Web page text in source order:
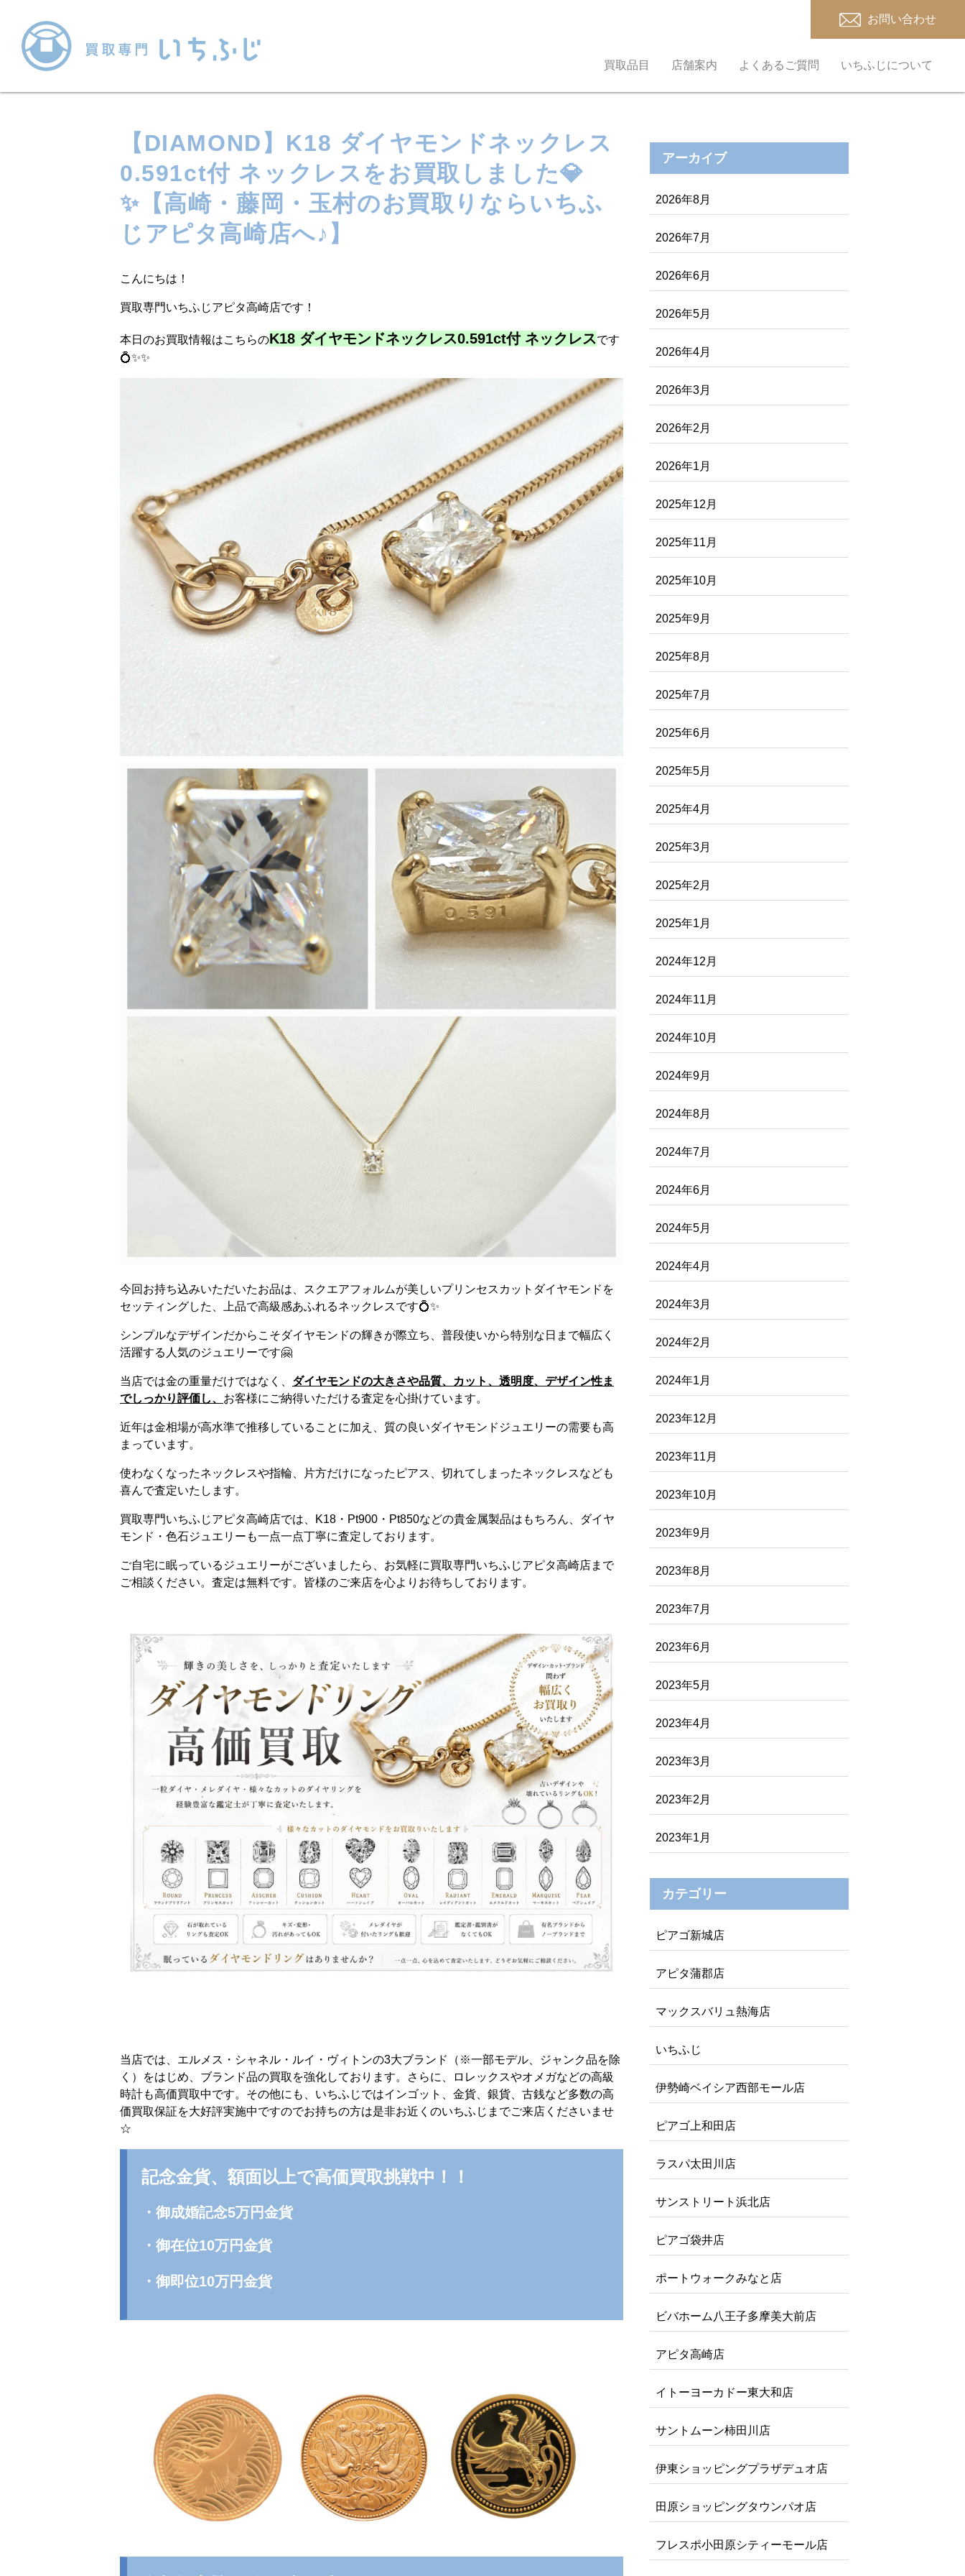
お問い合わせ
買取品目 店舗案内 よくあるご質問 いちふじについて
【DIAMOND】K18 ダイヤモンドネックレス
0.591ct付 ネックレスをお買取しました💎
✨【高崎・藤岡・玉村のお買取りならいちふ
じアピタ高崎店へ♪】
こんにちは！
買取専門いちふじアピタ高崎店です！
本日のお買取情報はこちらのK18 ダイヤモンドネックレス0.591ct付 ネックレスです
💍✨✨
今回お持ち込みいただいたお品は、スクエアフォルムが美しいプリンセスカットダイヤモンドを
セッティングした、上品で高級感あふれるネックレスです💍✨
シンプルなデザインだからこそダイヤモンドの輝きが際立ち、普段使いから特別な日まで幅広く
活躍する人気のジュエリーです🤗
当店では金の重量だけではなく、 ダイヤモンドの大きさや品質、カット、透明度、デザイン性ま
でしっかり評価し、 お客様にご納得いただける査定を心掛けています。
近年は金相場が高水準で推移していることに加え、質の良いダイヤモンドジュエリーの需要も高
まっています。
使わなくなったネックレスや指輪、片方だけになったピアス、切れてしまったネックレスなども
喜んで査定いたします。
買取専門いちふじアピタ高崎店では、K18・Pt900・Pt850などの貴金属製品はもちろん、ダイヤ
モンド・色石ジュエリーも一点一点丁寧に査定しております。
ご自宅に眠っているジュエリーがございましたら、お気軽に買取専門いちふじアピタ高崎店まで
ご相談ください。査定は無料です。皆様のご来店を心よりお待ちしております。
当店では、エルメス・シャネル・ルイ・ヴィトンの3大ブランド（※一部モデル、ジャンク品を除
く）をはじめ、ブランド品の買取を強化しております。さらに、ロレックスやオメガなどの高級
時計も高価買取中です。その他にも、いちふじではインゴット、金貨、銀貨、古銭など多数の高
価買取保証を大好評実施中ですのでお持ちの方は是非お近くのいちふじまでご来店くださいませ
☆
記念金貨、額面以上で高価買取挑戦中！！
・御成婚記念5万円金貨
・御在位10万円金貨
・御即位10万円金貨
アーカイブ
2026年8月
2026年7月
2026年6月
2026年5月
2026年4月
2026年3月
2026年2月
2026年1月
2025年12月
2025年11月
2025年10月
2025年9月
2025年8月
2025年7月
2025年6月
2025年5月
2025年4月
2025年3月
2025年2月
2025年1月
2024年12月
2024年11月
2024年10月
2024年9月
2024年8月
2024年7月
2024年6月
2024年5月
2024年4月
2024年3月
2024年2月
2024年1月
2023年12月
2023年11月
2023年10月
2023年9月
2023年8月
2023年7月
2023年6月
2023年5月
2023年4月
2023年3月
2023年2月
2023年1月
カテゴリー
ピアゴ新城店
アピタ蒲郡店
マックスバリュ熱海店
いちふじ
伊勢崎ベイシア西部モール店
ピアゴ上和田店
ラスパ太田川店
サンストリート浜北店
ピアゴ袋井店
ポートウォークみなと店
ビバホーム八王子多摩美大前店
アピタ高崎店
イトーヨーカドー東大和店
サントムーン柿田川店
伊東ショッピングプラザデュオ店
田原ショッピングタウンパオ店
フレスポ小田原シティーモール店